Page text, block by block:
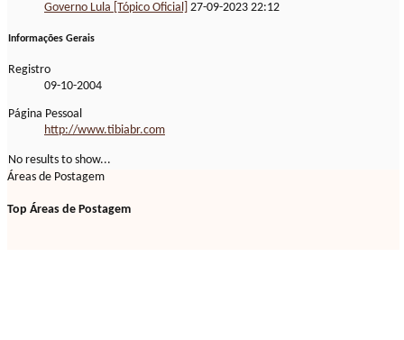
Governo Lula [Tópico Oficial] 27-09-2023 22:12
Informações Gerais
Registro
09-10-2004
Página Pessoal
http://www.tibiabr.com
No results to show...
Áreas de Postagem
Top Áreas de Postagem